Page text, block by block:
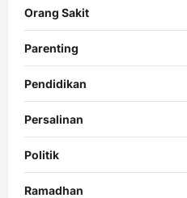
Orang Sakit
Parenting
Pendidikan
Persalinan
Politik
Ramadhan